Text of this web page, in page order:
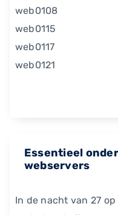
web0108
web0115
web0117
web0121
Essentieel
webservers
In de nacht van 27